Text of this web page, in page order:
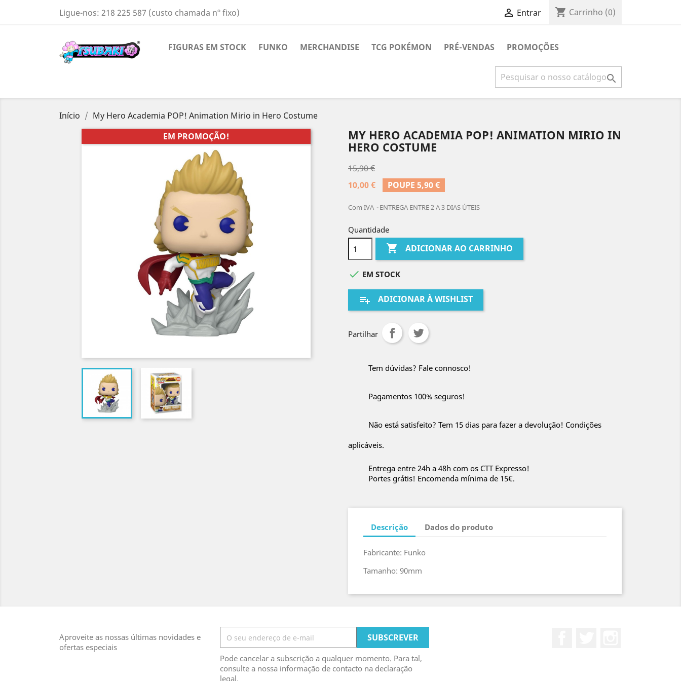
Ligue-nos: 218 225 587 (custo chamada nº fixo)  Entrar shopping_cart Carrinho (0)
FIGURAS EM STOCK FUNKO MERCHANDISE TCG POKÉMON PRÉ-VENDAS PROMOÇÕES

Início
My Hero Academia POP! Animation Mirio in Hero Costume
EM PROMOÇÃO!
MY HERO ACADEMIA POP! ANIMATION MIRIO IN
HERO COSTUME
15,90 €
10,00 €
POUPE 5,90 €
Com IVA ENTREGA ENTRE 2 A 3 DIAS ÚTEIS
Quantidade
 ADICIONAR AO CARRINHO
 EM STOCK
playlist_add ADICIONAR À WISHLIST
Partilhar
Tem dúvidas? Fale connosco!
Pagamentos 100% seguros!
Não está satisfeito? Tem 15 dias para fazer a devolução! Condições
aplicáveis.
Entrega entre 24h a 48h com os CTT Expresso!
Portes grátis! Encomenda mínima de 15€.
Descrição Dados do produto
Fabricante: Funko
Tamanho: 90mm
Aproveite as nossas últimas novidades e
ofertas especiais
Pode cancelar a subscrição a qualquer momento. Para tal,
consulte a nossa informação de contacto na declaração
legal.